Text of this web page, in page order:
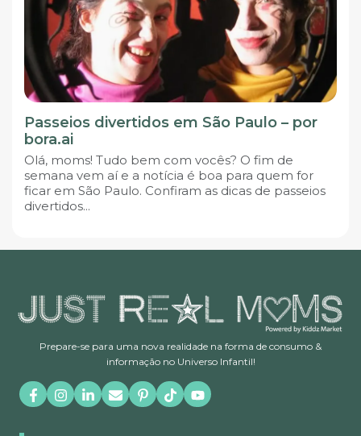
Passeios divertidos em São Paulo – por
bora.ai
Olá, moms! Tudo bem com vocês? O fim de
semana vem aí e a notícia é boa para quem for
ficar em São Paulo. Confiram as dicas de passeios
divertidos...
Prepare-se para uma nova realidade na forma de consumo &
informação no Universo Infantil!